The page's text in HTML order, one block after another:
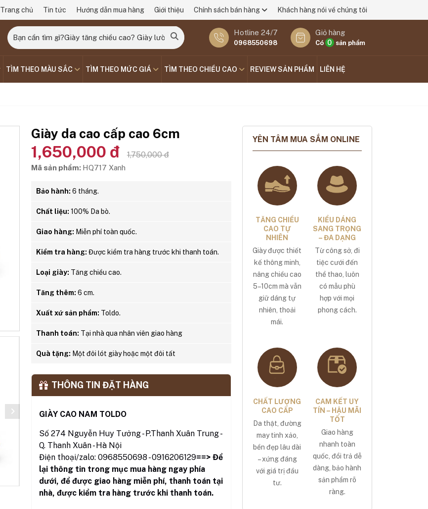
Trang chủ Tin tức Hướng dẫn mua hàng Giới thiệu Chính sách bán hàng Khách hàng nói về chúng tôi
Giỏ hàng
Có 0 sản phẩm
Hotline 24/7
0968550698
TÌM THEO MÀU SẮC TÌM THEO MỨC GIÁ TÌM THEO CHIỀU CAO REVIEW SẢN PHẨM LIÊN HỆ
Giày da cao cấp cao 6cm
1,650,000 đ 1,750,000 đ
Mã sản phẩm: HQ717 Xanh
Bảo hành: 6 tháng.
Chất liệu: 100% Da bò.
Giao hàng: Miễn phí toàn quốc.
Kiểm tra hàng: Được kiểm tra hàng trước khi thanh toán.
Loại giày: Tăng chiều cao.
Tăng thêm: 6 cm.
Xuất xứ sản phẩm: Toldo.
Thanh toán: Tại nhà qua nhân viên giao hàng
Quà tặng: Một đôi lót giày hoặc một đôi tất
THÔNG TIN ĐẶT HÀNG
GIÀY CAO NAM TOLDO
Số 274 Nguyễn Huy Tưởng - P.Thanh Xuân Trung -
Q. Thanh Xuân - Hà Nội
Điện thoại/zalo: 0968550698 - 0916206129==> Để
lại thông tin trong mục mua hàng ngay phía
dưới, để được giao hàng miễn phí, thanh toán tại
nhà, được kiểm tra hàng trước khi thanh toán.
YÊN TÂM MUA SẮM ONLINE
TĂNG CHIỀU
CAO TỰ
NHIÊN
Giày được thiết
kế thông minh,
nâng chiều cao
5–10cm mà vẫn
giữ dáng tự
nhiên, thoải
mái.
KIỂU DÁNG
SANG TRỌNG
– ĐA DẠNG
Từ công sở, đi
tiệc cưới đến
thể thao, luôn
có mẫu phù
hợp với mọi
phong cách.
CHẤT LƯỢNG
CAO CẤP
Da thật, đường
may tinh xảo,
bền đẹp lâu dài
– xứng đáng
với giá trị đầu
tư.
CAM KẾT UY
TÍN – HẬU MÃI
TỐT
Giao hàng
nhanh toàn
quốc, đổi trả dễ
dàng, bảo hành
sản phẩm rõ
ràng.